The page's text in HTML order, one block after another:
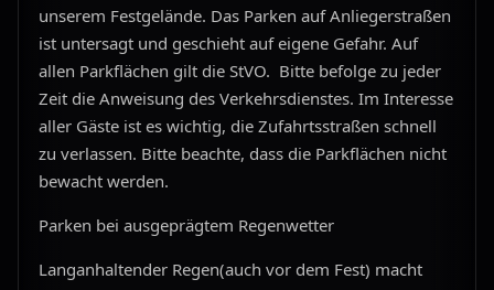
unserem Festgelände. Das Parken auf Anliegerstraßen
ist untersagt und geschieht auf eigene Gefahr. Auf
allen Parkflächen gilt die StVO. Bitte befolge zu jeder
Zeit die Anweisung des Verkehrsdienstes. Im Interesse
aller Gäste ist es wichtig, die Zufahrtsstraßen schnell
zu verlassen. Bitte beachte, dass die Parkflächen nicht
bewacht werden.
Parken bei ausgeprägtem Regenwetter
Langanhaltender Regen(auch vor dem Fest) macht